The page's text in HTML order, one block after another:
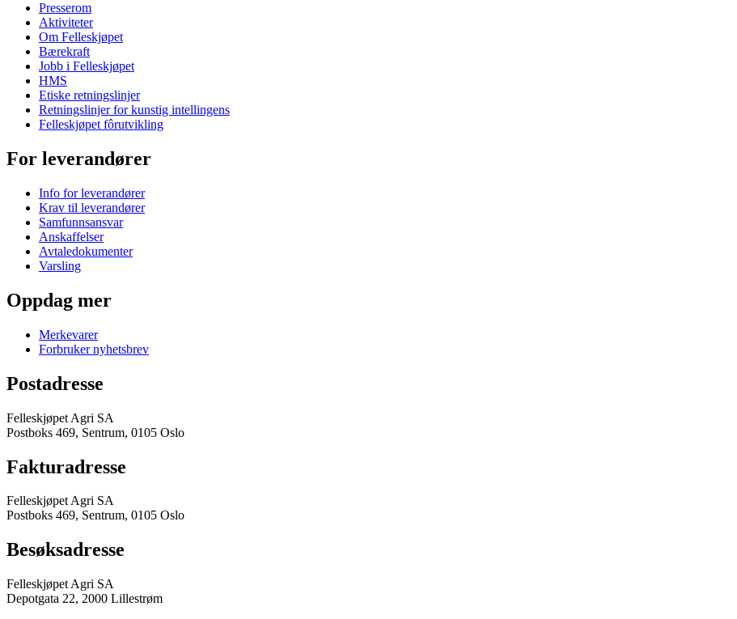
Presserom
Aktiviteter
Om Felleskjøpet
Bærekraft
Jobb i Felleskjøpet
HMS
Etiske retningslinjer
Retningslinjer for kunstig intellingens
Felleskjøpet fôrutvikling
For leverandører
Info for leverandører
Krav til leverandører
Samfunnsansvar
Anskaffelser
Avtaledokumenter
Varsling
Oppdag mer
Merkevarer
Forbruker nyhetsbrev
Postadresse
Felleskjøpet Agri SA
Postboks 469, Sentrum, 0105 Oslo
Fakturadresse
Felleskjøpet Agri SA
Postboks 469, Sentrum, 0105 Oslo
Besøksadresse
Felleskjøpet Agri SA
Depotgata 22, 2000 Lillestrøm